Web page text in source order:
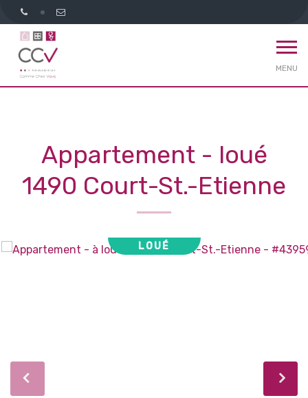
MENU
Appartement - loué
1490 Court-St.-Etienne
LOUÉ